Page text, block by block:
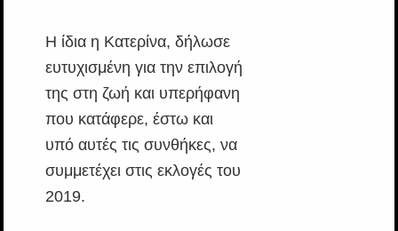
Η ίδια η Κατερίνα, δήλωσε
ευτυχισμένη για την επιλογή
της στη ζωή και υπερήφανη
που κατάφερε, έστω και
υπό αυτές τις συνθήκες, να
συμμετέχει στις εκλογές του
2019.